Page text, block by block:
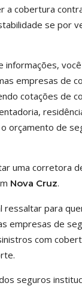
a cobertura
se por
informações,
empresas de
cotações de
orçamento de
uma corretora
Nova Cruz.
ressaltar para
empresas de
com
seguros